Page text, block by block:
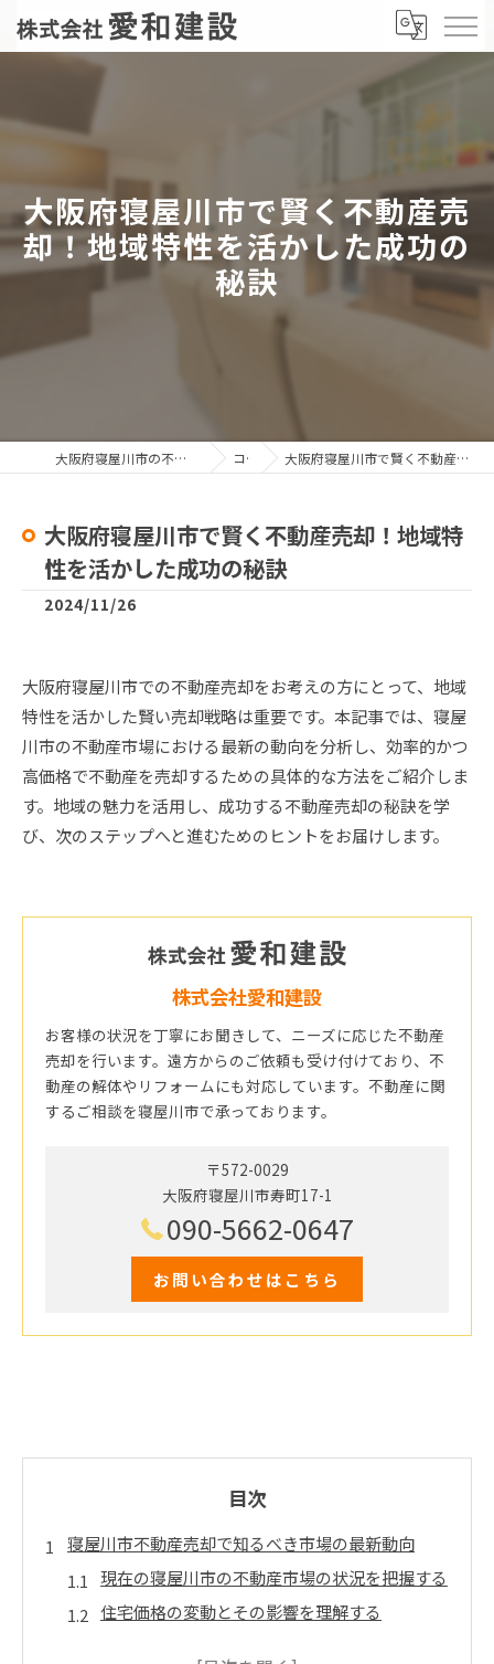
大阪府寝屋川市で賢く不動産売
却！地域特性を活かした成功の
秘訣
大阪府寝屋川市の不動産売却なら株式会社愛和建設 コラム 大阪府寝屋川市で賢く不動産売却！地域特性を活かした成功の秘訣
大阪府寝屋川市で賢く不動産売却！地域特
性を活かした成功の秘訣
2024/11/26
大阪府寝屋川市での不動産売却をお考えの方にとって、地域
特性を活かした賢い売却戦略は重要です。本記事では、寝屋
川市の不動産市場における最新の動向を分析し、効率的かつ
高価格で不動産を売却するための具体的な方法をご紹介しま
す。地域の魅力を活用し、成功する不動産売却の秘訣を学
び、次のステップへと進むためのヒントをお届けします。
株式会社愛和建設
お客様の状況を丁寧にお聞きして、ニーズに応じた不動産
売却を行います。遠方からのご依頼も受け付けており、不
動産の解体やリフォームにも対応しています。不動産に関
するご相談を寝屋川市で承っております。
〒572-0029
大阪府寝屋川市寿町17-1
090-5662-0647
お問い合わせはこちら
目次
寝屋川市不動産売却で知るべき市場の最新動向
現在の寝屋川市の不動産市場の状況を把握する
住宅価格の変動とその影響を理解する